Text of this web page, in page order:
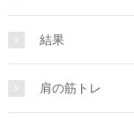
結果
肩の筋トレ